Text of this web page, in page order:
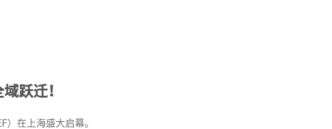
跃迁！
）在上海盛大启幕。